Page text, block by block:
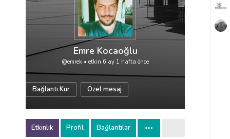
Emre Kocaoğlu
@emrek • etkin 6 ay 1 hafta önce
Bağlantı Kur Özel mesaj
Etkinlik Profil Bağlantılar